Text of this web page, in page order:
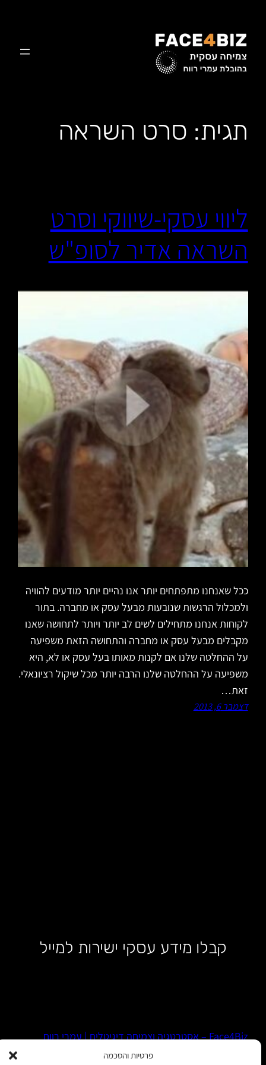
פרטיות והסכמה
תגית: סרט השראה
ליווי עסקי-שיווקי וסרט
השראה אדיר לסופ"ש
ככל שאנחנו מתפתחים יותר אנו נהיים יותר מודעים להוויה
ולמכלול הרגשות שנובעות מבעל עסק או מחברה. בתור
לקוחות אנחנו מתחילים לשים לב יותר ויותר לתחושה שאנו
מקבלים מבעל עסק או מחברה והתחושה הזאת משפיעה
על ההחלטה שלנו אם לקנות מאותו בעל עסק או לא, היא
משפיעה על ההחלטה שלנו הרבה יותר מכל שיקול רציונאלי.
זאת…
דצמבר 6, 2013
קבלו מידע עסקי ישירות למייל
Face4Biz – אסטרטגיה וצמיחה דיגיטלית | עמרי רווח